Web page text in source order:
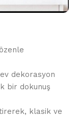
dekorasyon
bir dokunuş
klasik ve